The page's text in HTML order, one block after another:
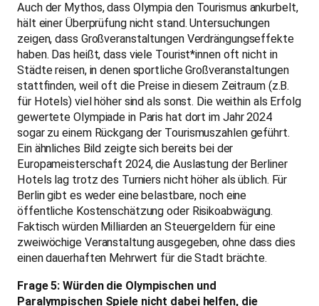
Auch der Mythos, dass Olympia den Tourismus ankurbelt,
hält einer Überprüfung nicht stand. Untersuchungen
zeigen, dass Großveranstaltungen Verdrängungseffekte
haben. Das heißt, dass viele Tourist*innen oft nicht in
Städte reisen, in denen sportliche Großveranstaltungen
stattfinden, weil oft die Preise in diesem Zeitraum (z.B.
für Hotels) viel höher sind als sonst. Die weithin als Erfolg
gewertete Olympiade in Paris hat dort im Jahr 2024
sogar zu einem Rückgang der Tourismuszahlen geführt.
Ein ähnliches Bild zeigte sich bereits bei der
Europameisterschaft 2024, die Auslastung der Berliner
Hotels lag trotz des Turniers nicht höher als üblich. Für
Berlin gibt es weder eine belastbare, noch eine
öffentliche Kostenschätzung oder Risikoabwägung.
Faktisch würden Milliarden an Steuergeldern für eine
zweiwöchige Veranstaltung ausgegeben, ohne dass dies
einen dauerhaften Mehrwert für die Stadt brächte.
Frage 5: Würden die Olympischen und
Paralympischen Spiele nicht dabei helfen, die